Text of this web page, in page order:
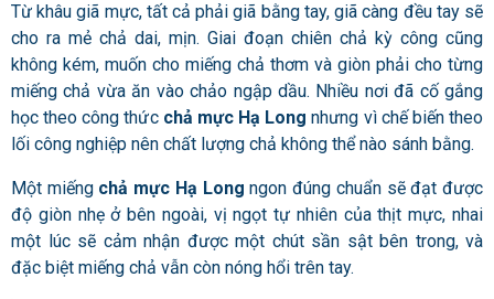
Từ khâu giã mực, tất cả phải giã bằng tay, giã càng đều tay sẽ
cho ra mẻ chả dai, mịn. Giai đoạn chiên chả kỳ công cũng
không kém, muốn cho miếng chả thơm và giòn phải cho từng
miếng chả vừa ăn vào chảo ngập dầu. Nhiều nơi đã cố gắng
học theo công thức chả mực Hạ Long nhưng vì chế biến theo
lối công nghiệp nên chất lượng chả không thể nào sánh bằng.
Một miếngchả mực Hạ Long ngon đúng chuẩn sẽ đạt được
độ giòn nhẹ ở bên ngoài, vị ngọt tự nhiên của thịt mực, nhai
một lúc sẽ cảm nhận được một chút sần sật bên trong, và
đặc biệt miếng chả vẫn còn nóng hổi trên tay.